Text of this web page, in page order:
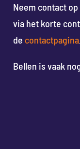
Neem contact
via het korte
de contactpagina
Bellen is vaak